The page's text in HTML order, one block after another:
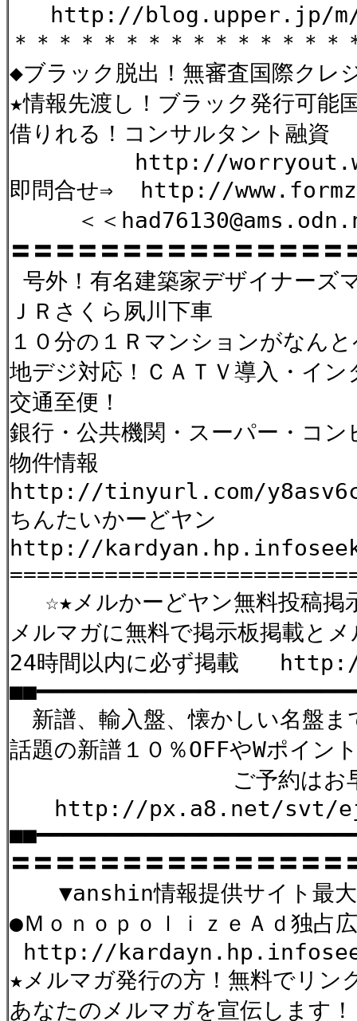
http://blog.upper.jp/m/
＊＊＊＊＊＊＊＊＊＊＊＊＊＊
◆ブラック脱出！無審査国際クレ
★情報先渡し！ブラック発行可
借りれる！コンサルタント融資
http://
即問合せ⇒ http://
＜＜
〓〓〓〓〓〓〓〓〓〓〓〓〓〓
号外！有名建築家デザイナーズ
ＪＲさくら夙川下車
１０分の１Ｒマンションがなん
地デジ対応！ＣＡＴＶ導入・イ
交通至便！
銀行・公共機関・スーパー・コ
物件情報
http://tinyurl.com/
ちんたいかーどヤン
http://
☆★メルかーどヤン無料投稿掲
メルマガに無料で掲示板掲載と
24時間以内に必ず掲載
新譜、輸入盤、懐かしい名盤ま
話題の新譜１０％OFFやWポイ
ご予約はお早め
http://px.a8.net/svt/
〓〓〓〓〓〓〓〓〓〓〓〓〓〓
▼anshin情報提供サイト最
●ＭｏｎｏｐｏｌｉｚｅＡｄ
http://
★メルマガ発行の方！無料でリン
あなたのメルマガを宣伝します！